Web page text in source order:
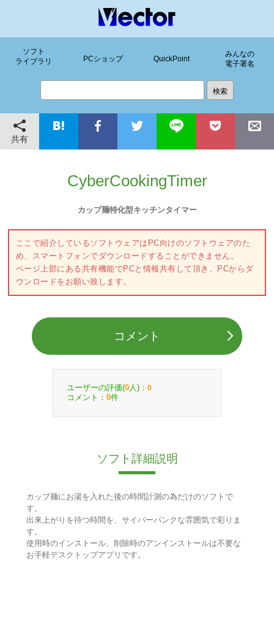
ソフト
ライブラリ
PCショップ QuickPoint
みんなの
電子署名
共有
CyberCookingTimer
カップ麺特化型キッチンタイマー
ここで紹介しているソフトウェアはPC向けのソフトウェアのた
め、スマートフォンでダウンロードすることができません。
ページ上部にある共有機能でPCと情報共有して頂き、PCからダ
ウンロードをお願い致します。
コメント
ユーザーの評価(0 人)： 0
コメント： 0件
ソフト詳細説明
カップ麺にお湯を入れた後の時間計測の為だけのソフトで
す。
出来上がりを待つ時間を、サイバーパンクな雰囲気で彩りま
す。
使用時のインストール、削除時のアンインストールは不要な
お手軽デスクトップアプリです。